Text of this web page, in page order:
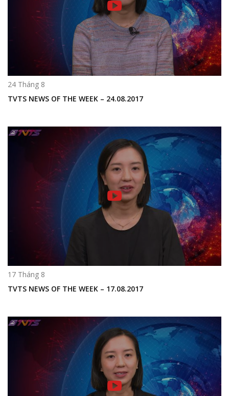
24 Tháng 8
TVTS NEWS OF THE WEEK – 24.08.2017
17 Tháng 8
TVTS NEWS OF THE WEEK – 17.08.2017